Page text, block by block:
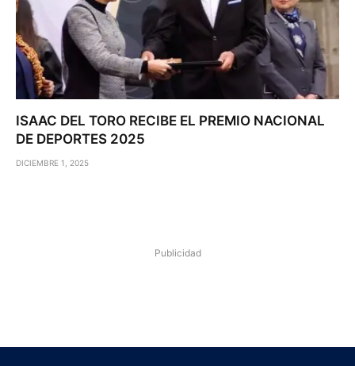
ISAAC DEL TORO RECIBE EL PREMIO NACIONAL
DE DEPORTES 2025
DICIEMBRE 1, 2025
Publicidad